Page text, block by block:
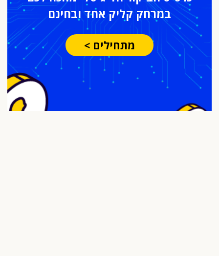
במרחק קליק אחד ובחינם
מתחילים >